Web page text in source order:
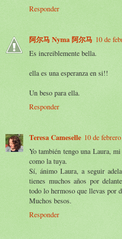
Responder
阿尔马 Nyma 阿尔马 10 de
Es increiblemente bella.
ella es una esperanza en si!!
Un beso para ella.
Responder
Teresa Cameselle 10 de
Yo también tengo una Laura,
como la tuya.
Sí, ánimo Laura, a seguir
tienes muchos años por
todo lo hermoso que llevas por
Muchos besos.
Responder